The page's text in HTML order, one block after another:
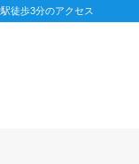
徒歩3分のアクセス